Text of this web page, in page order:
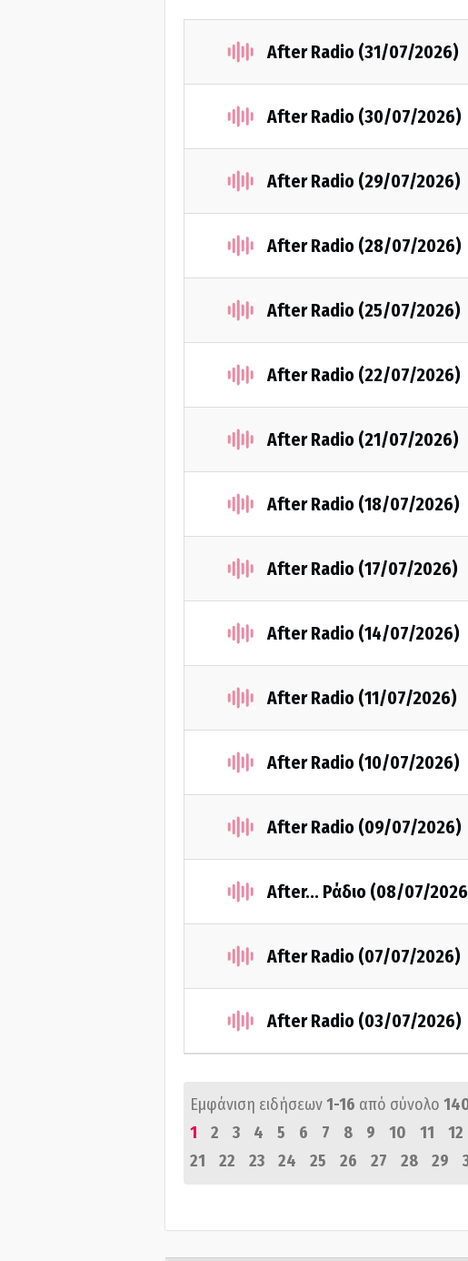
After Radio (31/07/2026)
After Radio (30/07/2026)
After Radio (29/07/2026)
After Radio (28/07/2026)
After Radio (25/07/2026)
After Radio (22/07/2026)
After Radio (21/07/2026)
After Radio (18/07/2026)
After Radio (17/07/2026)
After Radio (14/07/2026)
After Radio (11/07/2026)
After Radio (10/07/2026)
After Radio (09/07/2026)
After... Ράδιο (08/07/
After Radio (07/07/2026)
After Radio (03/07/2026)
Εμφάνιση ειδήσεων1-16 από σύνολο
1
2 3 4 5 6 7 8 9 10 11 12
21
22 23 24 25 26 27 28 29